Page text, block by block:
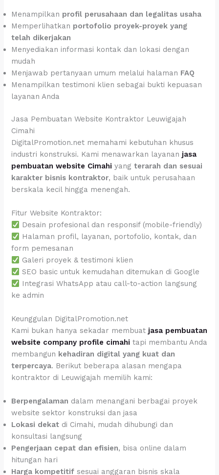
Menampilkan profil perusahaan dan legalitas usaha
Memperlihatkan portofolio proyek-proyek yang
telah dikerjakan
Menyediakan informasi kontak dan lokasi dengan
mudah
Menjawab pertanyaan umum melalui halaman FAQ
Menampilkan testimoni klien sebagai bukti kepuasan
layanan Anda
Jasa Pembuatan Website Kontraktor Leuwigajah
Cimahi
DigitalPromotion.net memahami kebutuhan khusus
industri konstruksi. Kami menawarkan layanan jasa
pembuatan website Cimahi yangterarah dan sesuai
karakter bisnis kontraktor, baik untuk perusahaan
berskala kecil hingga menengah.
Fitur Website Kontraktor:
Desain profesional dan responsif (mobile-friendly)
Halaman profil, layanan, portofolio, kontak, dan
form pemesanan
Galeri proyek & testimoni klien
SEO basic untuk kemudahan ditemukan di Google
Integrasi WhatsApp atau call-to-action langsung
ke admin
Keunggulan DigitalPromotion.net
Kami bukan hanya sekadar membuat jasa pembuatan
website company profile cimahi tapi membantu Anda
membangun kehadiran digital yang kuat dan
terpercaya. Berikut beberapa alasan mengapa
kontraktor di Leuwigajah memilih kami:
Berpengalaman dalam menangani berbagai proyek
website sektor konstruksi dan jasa
Lokasi dekat di Cimahi, mudah dihubungi dan
konsultasi langsung
Pengerjaan cepat dan efisien, bisa online dalam
hitungan hari
Harga kompetitif sesuai anggaran bisnis skala